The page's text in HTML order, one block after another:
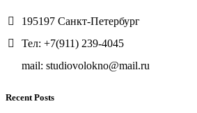
195197 Санкт-Петербург
Тел: +7(911) 239-4045
mail: studiovolokno@mail.ru
Recent Posts